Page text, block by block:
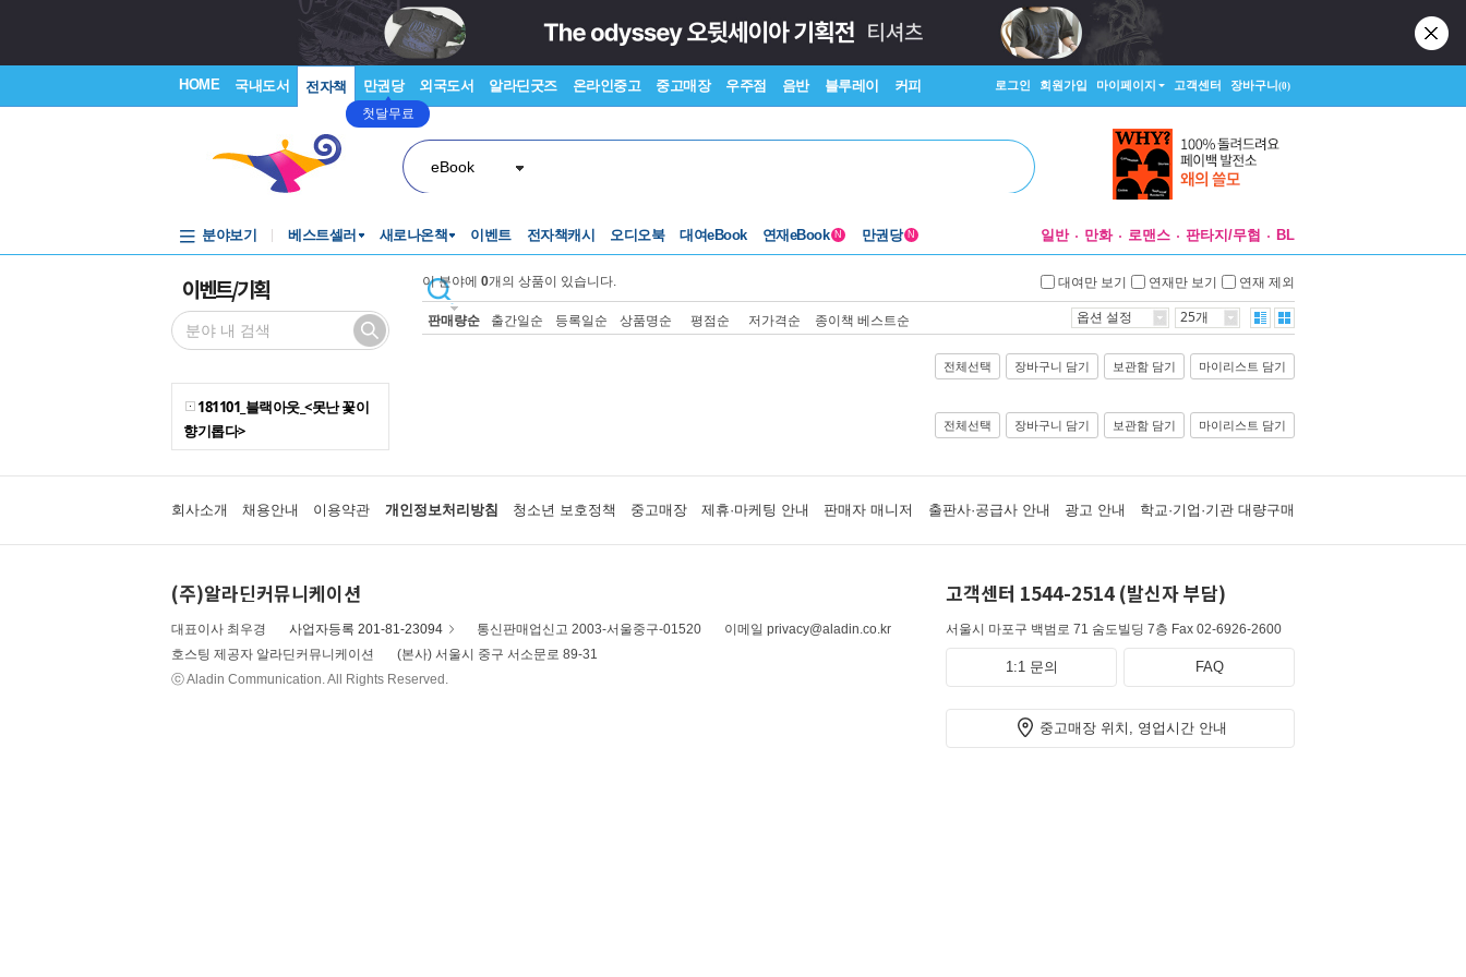
HOME 국내도서 전자책 만권당
첫달무료
외국도서 알라딘굿즈 온라인중고 중고매장 우주점 음반 블루레이 커피 로그인 회원가입 마이페이지 고객센터 장바구니(0)
eBook
분야보기 베스트셀러 새로나온책 이벤트 전자책캐시 오디오북 대여eBook 연재eBook N 만권당 N 일반 만화 로맨스 판타지/무협 BL
이벤트/기획
181101_블랙아웃_<못난 꽃이
향기롭다>
이 분야에 0개의 상품이 있습니다. 대여만 보기 연재만 보기 연재 제외
판매량순 출간일순 등록일순 상품명순 평점순 저가격순 종이책 베스트순 옵션 설정 25개
전체선택 장바구니 담기 보관함 담기 마이리스트 담기
전체선택 장바구니 담기 보관함 담기 마이리스트 담기
회사소개 채용안내 이용약관 개인정보처리방침 청소년 보호정책 중고매장 제휴·마케팅 안내 판매자 매니저 출판사·공급사 안내 광고 안내 학교·기업·기관 대량구매
(주)알라딘커뮤니케이션
대표이사 최우경 사업자등록 201-81-23094 통신판매업신고 2003-서울중구-01520
이메일 privacy@aladin.co.kr
호스팅 제공자 알라딘커뮤니케이션
(본사) 서울시 중구 서소문로 89-31
ⓒ Aladin Communication. All Rights Reserved.
고객센터 1544-2514 (발신자 부담)
서울시 마포구 백범로 71 숨도빌딩 7층 Fax 02-6926-2600
1:1 문의 FAQ
중고매장 위치, 영업시간 안내